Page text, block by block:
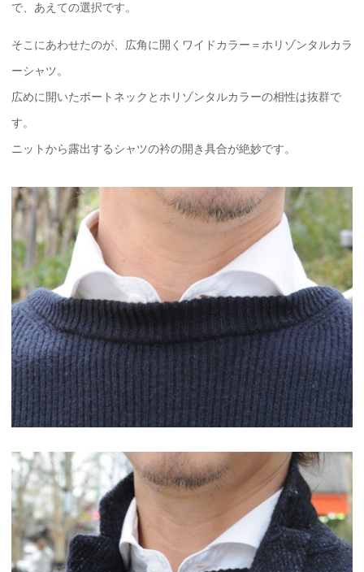
で、あえての選択です。
そこにあわせたのが、広角に開くワイドカラー＝ホリゾンタルカラ
ーシャツ。
広めに開いたボートネックとホリゾンタルカラーの相性は抜群で
す。
ニットから露出するシャツの衿の開き具合が絶妙です。